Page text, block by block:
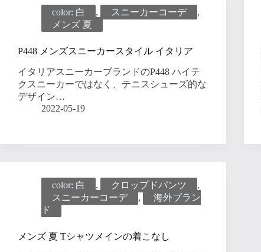
color: 白 , スニーカーコーデ
,
メンズ 夏
P448 メンズスニーカースタイル イタリア
イタリアスニーカーブランドのP448 ハイテ
クスニーカーではなく、テニスシューズ的な
デザイン…
2022-05-19
color: 白 , クロップドパンツ
,
スニーカーコーデ
,
海外ブラン
ド
メンズ 夏 Tシャツメインの着こなし